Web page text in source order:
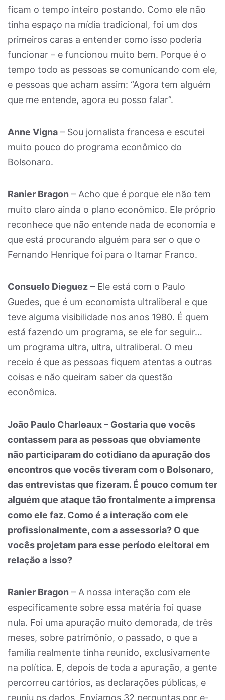
ficam o tempo inteiro postando. Como ele não
tinha espaço na mídia tradicional, foi um dos
primeiros caras a entender como isso poderia
funcionar – e funcionou muito bem. Porque é o
tempo todo as pessoas se comunicando com ele,
e pessoas que acham assim: “Agora tem alguém
que me entende, agora eu posso falar”.
Anne Vigna – Sou jornalista francesa e escutei
muito pouco do programa econômico do
Bolsonaro.
Ranier Bragon – Acho que é porque ele não tem
muito claro ainda o plano econômico. Ele próprio
reconhece que não entende nada de economia e
que está procurando alguém para ser o que o
Fernando Henrique foi para o Itamar Franco.
Consuelo Dieguez – Ele está com o Paulo
Guedes, que é um economista ultraliberal e que
teve alguma visibilidade nos anos 1980. É quem
está fazendo um programa, se ele for seguir…
um programa ultra, ultra, ultraliberal. O meu
receio é que as pessoas fiquem atentas a outras
coisas e não queiram saber da questão
econômica.
João Paulo Charleaux – Gostaria que vocês
contassem para as pessoas que obviamente
não participaram do cotidiano da apuração dos
encontros que vocês tiveram com o Bolsonaro,
das entrevistas que fizeram. É pouco comum ter
alguém que ataque tão frontalmente a imprensa
como ele faz. Como é a interação com ele
profissionalmente, com a assessoria? O que
vocês projetam para esse período eleitoral em
relação a isso?
Ranier Bragon – A nossa interação com ele
especificamente sobre essa matéria foi quase
nula. Foi uma apuração muito demorada, de três
meses, sobre patrimônio, o passado, o que a
família realmente tinha reunido, exclusivamente
na política. E, depois de toda a apuração, a gente
percorreu cartórios, as declarações públicas, e
reuniu os dados. Enviamos 32 perguntas por e-